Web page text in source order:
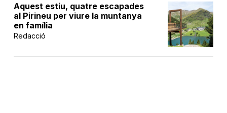
Aquest estiu, quatre escapades
al Pirineu per viure la muntanya
en família
Redacció